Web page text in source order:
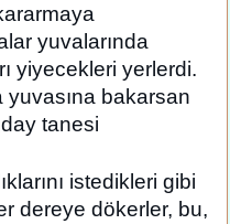
yuvalarında
yiyecekleri yerlerdi.
yuvasına bakarsan
tanesi
istedikleri gibi
dereye dökerler, bu,